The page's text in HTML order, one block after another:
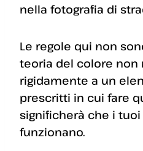
nella fotografia di
Le regole qui non
teoria del colore non
rigidamente a un
prescritti in cui fare
significherà che i
funzionano.